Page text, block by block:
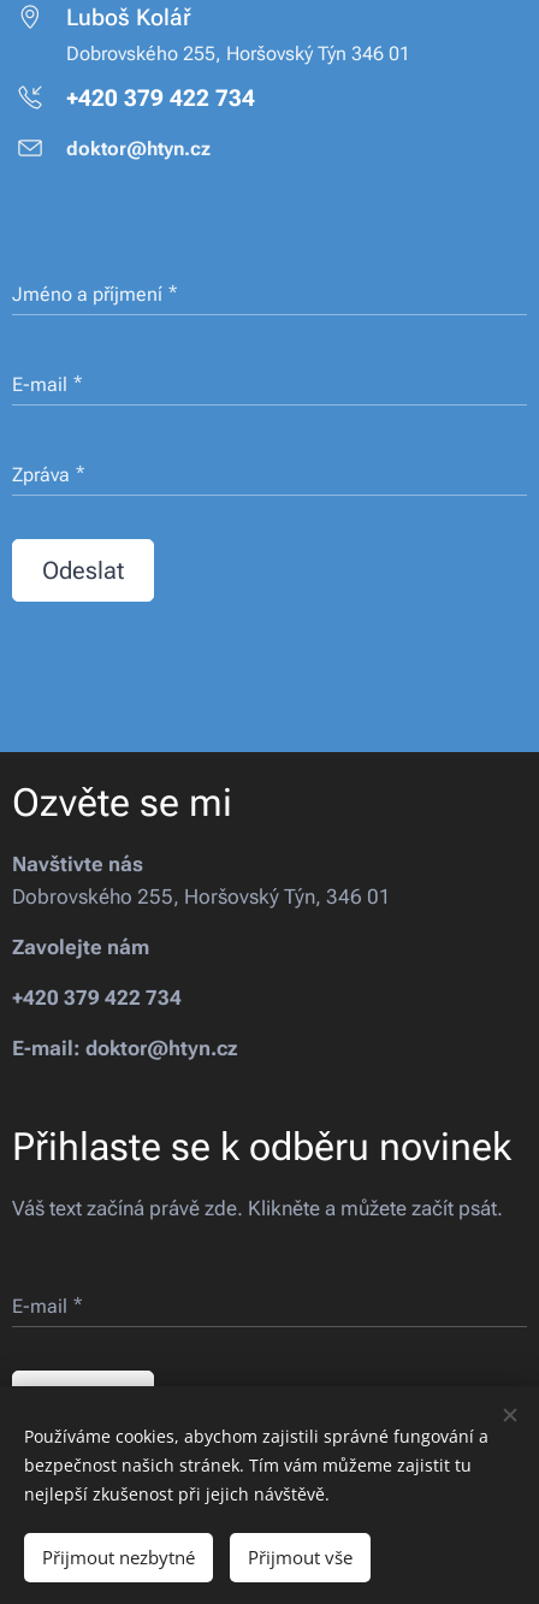
Luboš Kolář
Dobrovského 255, Horšovský Týn 346 01
+420 379 422 734
doktor@htyn.cz
Jméno a příjmení
E-mail
Zpráva
Odeslat
Ozvěte se mi
Navštivte nás
Dobrovského 255, Horšovský Týn, 346 01
Zavolejte nám
+420 379 422 734
E-mail: doktor@htyn.cz
Přihlaste se k odběru novinek
Váš text začíná právě zde. Klikněte a můžete začít psát.
E-mail
Obrázky poskytlPexels
Vytvořeno službou Cookies
Vytvořte si webové stránky zdarma!
Používáme cookies, abychom zajistili správné fungování a
bezpečnost našich stránek. Tím vám můžeme zajistit tu
nejlepší zkušenost při jejich návštěvě.
Přijmout nezbytné Přijmout vše